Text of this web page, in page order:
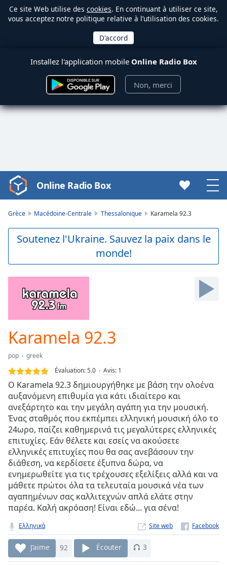
Ce site Web utilise des cookies. En continuant à utiliser ce site,
vous acceptez notre politique relative à l’utilisation des cookies.
Installez l'application mobile Online Radio Box
Non, merci
Video
Player
Play
Video
Skip
Forward
Loaded:
0.00%
Stream
TypeLIVE
Seek to
currently
behind
LIVE
Remaining
Time-
Playback
Rate
Chapters
Chapters
Online Radio Box
Grèce Macédoine-Centrale Thessalonique Karamela 92.3
Soutenez l'Ukraine. Sauvez la paix dans le
monde!
Karamela 92.3
pop
greek
Évaluation:5.0 Avis: 1
Ο Karamela 92.3 δημιουργήθηκε με βάση την ολοένα
αυξανόμενη επιθυμία για κάτι ιδιαίτερο και
ανεξάρτητο και την μεγάλη αγάπη για την μουσική.
Ένας σταθμός που εκπέμπει ελληνική μουσική όλο το
24ωρο, παίζει καθημερινά τις μεγαλύτερες ελληνικές
επιτυχίες. Εάν θέλετε και εσείς να ακούσετε
ελληνικές επιτυχίες που θα σας ανεβάσουν την
διάθεση, να κερδίσετε έξυπνα δώρα, να
ενημερωθείτε για τις τρέχουσες εξελίξεις αλλά και να
μάθετε πρώτοι όλα τα τελευταία μουσικά νέα των
αγαπημένων σας καλλιτεχνών απλά ελάτε στην
παρέα. Καλή ακρόαση! Είναι εδώ... για σένα!
Ελληνικά Site web
J’aime 92 Écouter 3